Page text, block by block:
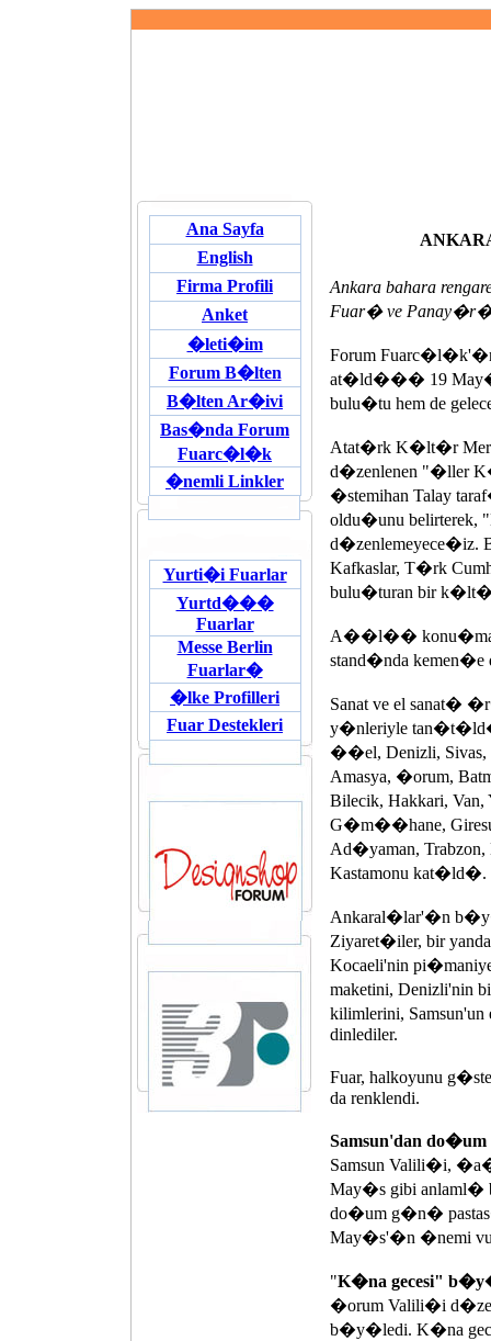
Ana Sayfa
English
Firma Profili
Anket
�leti�im
Forum B�lten
B�lten Ar�ivi
Bas�nda Forum
Fuarc�l�k
�nemli Linkler
Yurti�i Fuarlar
Yurtd���
Fuarlar
Messe Berlin
Fuarlar�
�lke Profilleri
Fuar Destekleri
Ankara bahara
Fuar� ve
Forum Fuarc�l�k'�n
at�ld��� 19
bulu�tu hem de
Atat�rk K�lt�r
d�zenlenen
�stemihan Talay
oldu�unu belirterek,
d�zenlemeyece�iz.
Kafkaslar, T�rk
bulu�turan bir k�lt�r
A��l�� konu�mas�
stand�nda
Sanat ve el sanat�
y�nleriyle
��el, Denizli, Sivas,
Amasya, �orum,
Bilecik, Hakkari,
G�m��hane,
Ad�yaman,
Kastamonu kat�ld�.
Ankaral�lar'�n
Ziyaret�iler, bir
Kocaeli'nin
maketini, Denizli'nin
kilimlerini,
dinlediler.
Fuar, halkoyunu
da renklendi.
Samsun'dan
Samsun Valili�i,
May�s gibi
do�um g�n�
May�s'�n �nemi
"K�na gecesi"
�orum Valili�i
b�y�ledi. K�na